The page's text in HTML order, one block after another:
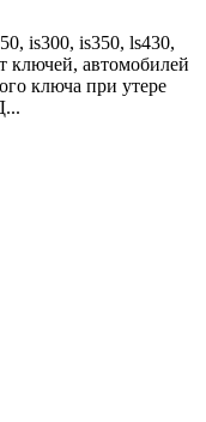
is300, is350, ls430,
ключей, автомобилей
ключа при утере